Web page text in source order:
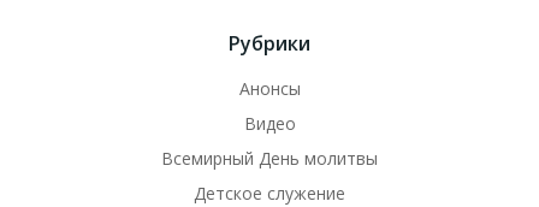
Рубрики
Анонсы
Видео
Всемирный День молитвы
Детское служение